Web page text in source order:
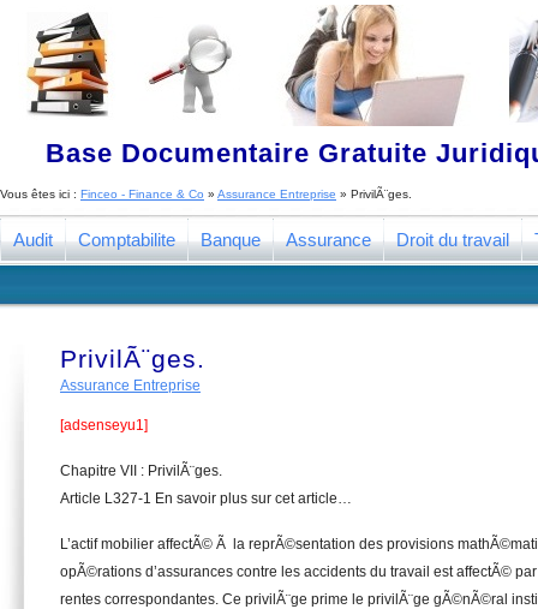
Base Documentaire Gratuite
Vous êtes ici : Finceo - Finance & Co » Assurance Entreprise » PrivilÃ¨ges.
Audit Comptabilite Banque Assurance Droit du travail
PrivilÃ¨ges.
Assurance Entreprise
[adsenseyu1]
Chapitre VII : PrivilÃ¨ges.
Article L327-1 En savoir plus sur cet article…
L’actif mobilier affectÃ© Ã la reprÃ©sentation des provisions
opÃ©rations d’assurances contre les accidents du travail est affectÃ©
rentes correspondantes. Ce privilÃ¨ge prime le privilÃ¨ge gÃ©nÃ©ral